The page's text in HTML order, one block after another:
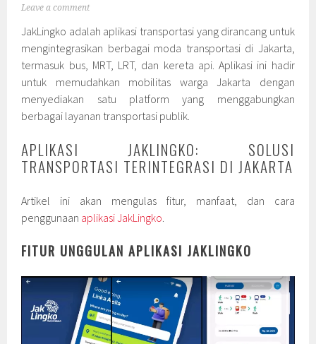
Leave a comment
JakLingko adalah aplikasi transportasi yang dirancang untuk
mengintegrasikan berbagai moda transportasi di Jakarta,
termasuk bus, MRT, LRT, dan kereta api. Aplikasi ini hadir
untuk memudahkan mobilitas warga Jakarta dengan
menyediakan satu platform yang menggabungkan
berbagai layanan transportasi publik.
APLIKASI JAKLINGKO: SOLUSI
TRANSPORTASI TERINTEGRASI DI JAKARTA
Artikel ini akan mengulas fitur, manfaat, dan cara
penggunaan aplikasi JakLingko.
FITUR UNGGULAN APLIKASI JAKLINGKO